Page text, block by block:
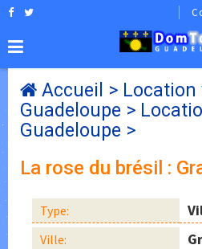
Accueil > Location
Guadeloupe >
Guadeloupe >
La rose du brésil :
Type:
Ville: